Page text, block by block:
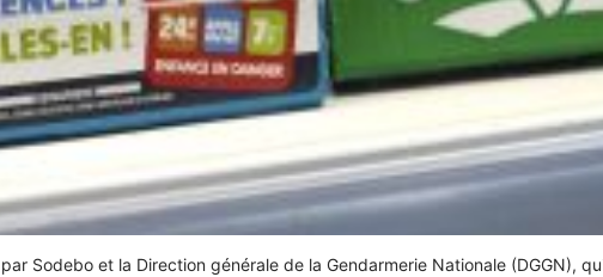
Sodebo et la Direction générale de la Gendarmerie Nationale (DGGN),